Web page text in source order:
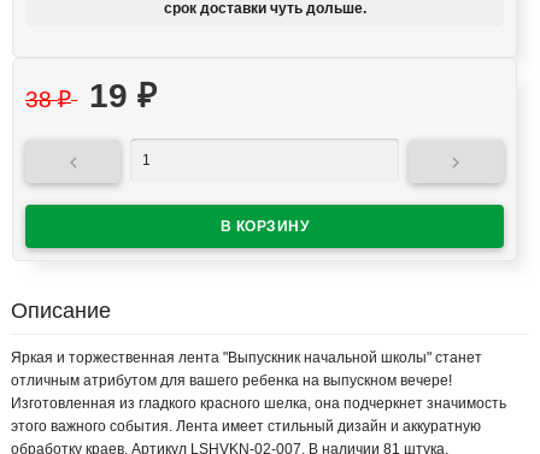
срок доставки чуть дольше.
38₽ 19 ₽
 
Описание
Яркая и торжественная лента "Выпускник начальной школы" станет
отличным атрибутом для вашего ребенка на выпускном вечере!
Изготовленная из гладкого красного шелка, она подчеркнет значимость
этого важного события. Лента имеет стильный дизайн и аккуратную
обработку краев. Артикул LSHVKN-02-007. В наличии 81 штука.